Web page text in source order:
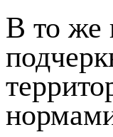
В то же